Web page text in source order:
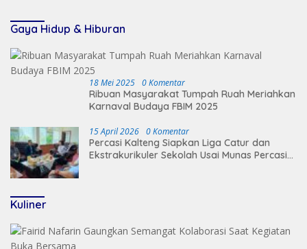
Gaya Hidup & Hiburan
18 Mei 2025 0 Komentar
Ribuan Masyarakat Tumpah Ruah Meriahkan
Karnaval Budaya FBIM 2025
15 April 2026 0 Komentar
Percasi Kalteng Siapkan Liga Catur dan
Ekstrakurikuler Sekolah Usai Munas Percasi
Kuliner